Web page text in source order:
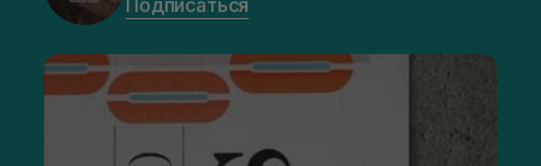
Подписаться